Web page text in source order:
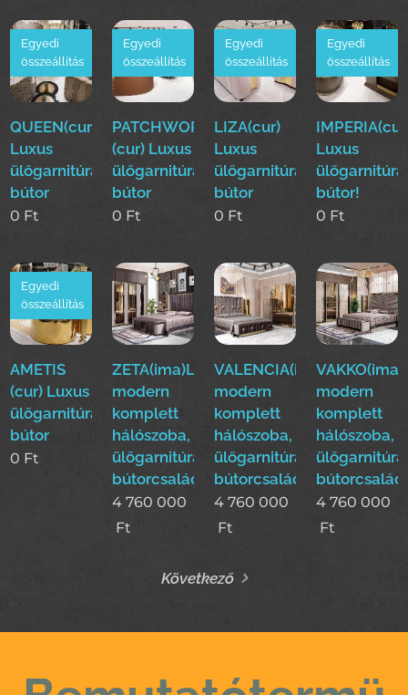
QUEEN(cur)
Luxus
ülőgarnitúra
bútor
Egyedi
összeállítás
0 Ft
PATCHWORK
(cur) Luxus
ülőgarnitúra
bútor
Egyedi
összeállítás
0 Ft
LIZA(cur)
Luxus
ülőgarnitúra
bútor
Egyedi
összeállítás
0 Ft
Luxus
ülőgarnitúra
bútor!
Egyedi
összeállítás
0 Ft
AMETIS
(cur) Luxus
ülőgarnitúra
bútor
Egyedi
összeállítás
0 Ft
ZETA(ima)Luxus
modern
komplett
hálószoba,
ülőgarnitúra,étkező
bútorcsalád!
4 760 000
Ft
VALENCIA(ima)Luxus
modern
komplett
hálószoba,
ülőgarnitúra,étkező
bútorcsalád!
4 760 000
Ft
modern
komplett
hálószoba,
bútorcsalád!
4 760 000
Ft
Következő